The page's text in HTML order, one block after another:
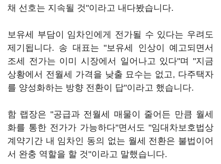
채 선호는 지속될 것"이라고 내다봤습니다.
보유세 부담이 임차인에게 전가될 수 있다는 우려도
제기됩니다. 송 대표는 "보유세 인상이 예고되면서
조세 전가는 이미 시장에서 일어나고 있다"며 "지금
상황에서 전월세 가격을 낮출 묘수는 없고, 다주택자
를 양성화하는 방향 전환이 답"이라고 했습니다.
함 랩장은 "공급과 전월세 매물이 줄어든 만큼 월세
화를 통한 전가가 가능하다"면서도 "임대차보호법상
계약기간 내 임차인 동의 없는 월세 전환은 불법이어
서 완충 역할을 할 것"이라고 말했습니다.